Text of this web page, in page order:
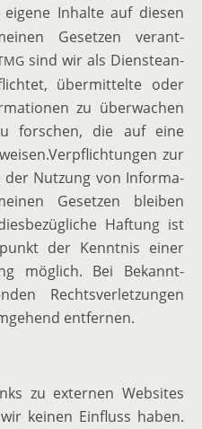
Inhalte auf diesen
Gesetzen verant­
sind wir als Diens­te­an­
übermit­telte oder
zu überwachen
forschen, die auf eine
zur
der Nutzung von Infor­ma­
Gesetzen bleiben
Haftung ist
der Kenntnis einer
möglich. Bei Bekannt­
Rechts­ver­let­zungen
entfernen.
zu externen Websites
keinen Einfluss haben.